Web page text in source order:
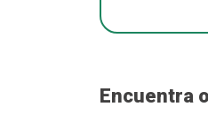
Encuentra